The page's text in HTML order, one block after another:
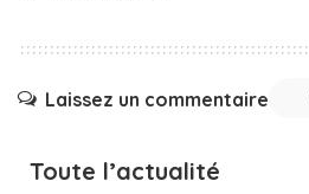
Laissez un commentaire
Toute l’actualité